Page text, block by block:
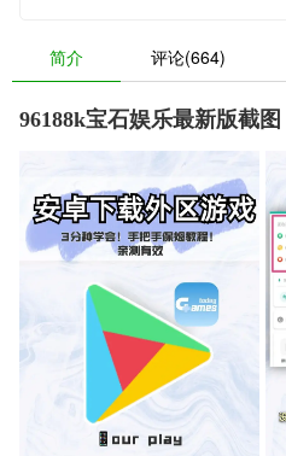
简介 评论(664)
96188k宝石娱乐最新版截图